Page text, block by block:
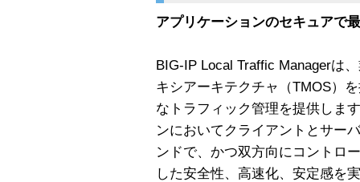
アプリケーションのセキュアで
BIG-IP Local Traffic Managerは
キシアーキテクチャ（TMOS）
なトラフィック管理を提供しま
ンにおいてクライアントとサー
ンドで、かつ双方向にコントロ
した安全性、高速化、安定感を